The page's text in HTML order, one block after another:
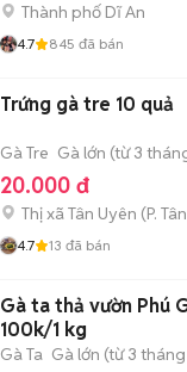
Thành phố Dĩ An
4.7 845 đã bán
Trứng gà tre 10 quả
Gà Tre Gà lớn (từ 3
20.000 đ
Thị xã Tân Uyên (P.
4.7 13 đã bán
Gà ta thả vườn Phú
100k/1 kg
Gà Ta Gà lớn (từ 3